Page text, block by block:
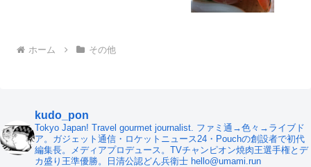
ホーム その他
kudo_pon
Tokyo Japan! Travel gourmet journalist. ファミ通→色々→ライブド
ア。ガジェット通信・ロケットニュース24・Pouchの創設者で初代
編集長。メディアプロデュース。TVチャンピオン焼肉王選手権とデ
カ盛り王準優勝。日清公認どん兵衛士 hello@umami.run